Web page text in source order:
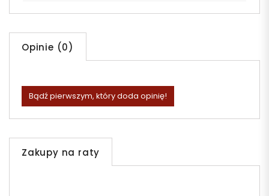
Opinie (0)
Bądź pierwszym, który doda opinię!
Zakupy na raty